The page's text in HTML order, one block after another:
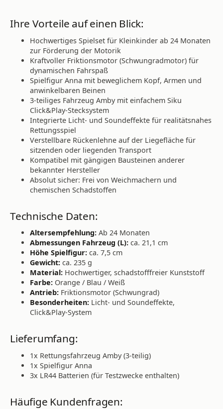
Ihre Vorteile auf einen Blick:
Hochwertiges Spielset für Kleinkinder ab 24 Monaten
zur Förderung der Motorik
Kraftvoller Friktionsmotor (Schwungradmotor) für
dynamischen Fahrspaß
Spielfigur Anna mit beweglichem Kopf, Armen und
anwinkelbaren Beinen
3-teiliges Fahrzeug Amby mit einfachem Siku
Click&Play-Stecksystem
Integrierte Licht- und Soundeffekte für realitätsnahes
Rettungsspiel
Verstellbare Rückenlehne auf der Liegefläche für
sitzenden oder liegenden Transport
Kompatibel mit gängigen Bausteinen anderer
bekannter Hersteller
Absolut sicher: Frei von Weichmachern und
chemischen Schadstoffen
Technische Daten:
Altersempfehlung: Ab 24 Monaten
Abmessungen Fahrzeug (L): ca. 21,1 cm
Höhe Spielfigur: ca. 7,5 cm
Gewicht: ca. 235 g
Material: Hochwertiger, schadstofffreier Kunststoff
Farbe: Orange / Blau / Weiß
Antrieb: Friktionsmotor (Schwungrad)
Besonderheiten: Licht- und Soundeffekte,
Click&Play-System
Lieferumfang:
1x Rettungsfahrzeug Amby (3-teilig)
1x Spielfigur Anna
3x LR44 Batterien (für Testzwecke enthalten)
Häufige Kundenfragen: